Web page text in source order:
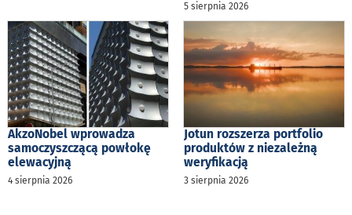
5 sierpnia 2026
AkzoNobel wprowadza
samoczyszczącą powłokę
elewacyjną
4 sierpnia 2026
Jotun rozszerza portfolio
produktów z niezależną
weryfikacją
3 sierpnia 2026